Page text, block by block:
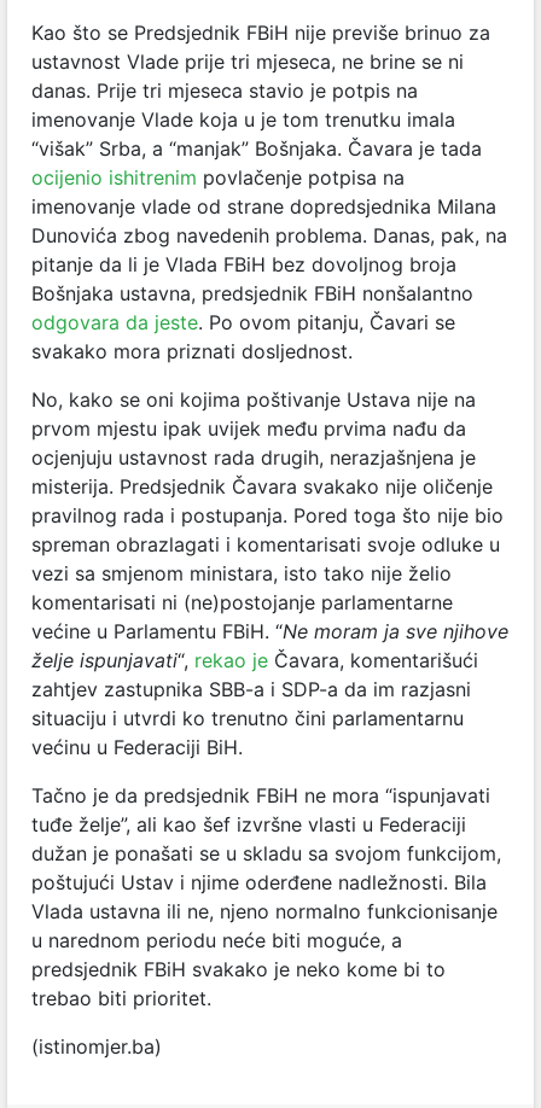
Kao što se Predsjednik FBiH nije previše brinuo za
ustavnost Vlade prije tri mjeseca, ne brine se ni
danas. Prije tri mjeseca stavio je potpis na
imenovanje Vlade koja u je tom trenutku imala
“višak” Srba, a “manjak” Bošnjaka. Čavara je tada
ocijenio ishitrenim povlačenje potpisa na
imenovanje vlade od strane dopredsjednika Milana
Dunovića zbog navedenih problema. Danas, pak, na
pitanje da li je Vlada FBiH bez dovoljnog broja
Bošnjaka ustavna, predsjednik FBiH nonšalantno
odgovara da jeste. Po ovom pitanju, Čavari se
svakako mora priznati dosljednost.
No, kako se oni kojima poštivanje Ustava nije na
prvom mjestu ipak uvijek među prvima nađu da
ocjenjuju ustavnost rada drugih, nerazjašnjena je
misterija. Predsjednik Čavara svakako nije oličenje
pravilnog rada i postupanja. Pored toga što nije bio
spreman obrazlagati i komentarisati svoje odluke u
vezi sa smjenom ministara, isto tako nije želio
komentarisati ni (ne)postojanje parlamentarne
većine u Parlamentu FBiH. “Ne moram ja sve njihove
želje ispunjavati“, rekao je Čavara, komentarišući
zahtjev zastupnika SBB-a i SDP-a da im razjasni
situaciju i utvrdi ko trenutno čini parlamentarnu
većinu u Federaciji BiH.
Tačno je da predsjednik FBiH ne mora “ispunjavati
tuđe želje”, ali kao šef izvršne vlasti u Federaciji
dužan je ponašati se u skladu sa svojom funkcijom,
poštujući Ustav i njime oderđene nadležnosti. Bila
Vlada ustavna ili ne, njeno normalno funkcionisanje
u narednom periodu neće biti moguće, a
predsjednik FBiH svakako je neko kome bi to
trebao biti prioritet.
(istinomjer.ba)